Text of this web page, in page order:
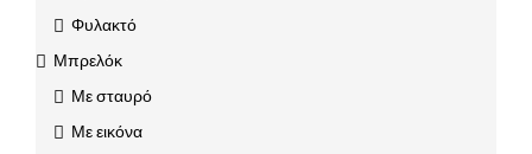
Φυλακτό
Μπρελόκ
Με σταυρό
Με εικόνα